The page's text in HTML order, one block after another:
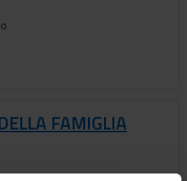
FAMIGLIA